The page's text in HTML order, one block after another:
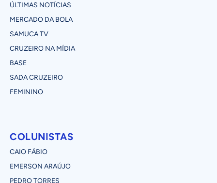
ÚLTIMAS NOTÍCIAS
MERCADO DA BOLA
SAMUCA TV
CRUZEIRO NA MÍDIA
BASE
SADA CRUZEIRO
FEMININO
COLUNISTAS
CAIO FÁBIO
EMERSON ARAÚJO
PEDRO TORRES